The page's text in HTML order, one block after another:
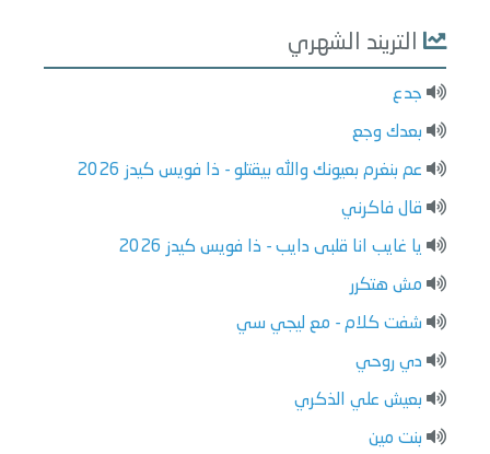
التريند الشهري
جدع
بعدك وجع
عم بنغرم بعيونك والله بيقتلو - ذا فويس كيدز 2026
قال فاكرني
يا غايب انا قلبى دايب - ذا فويس كيدز 2026
مش هتكرر
شفت كلام - مع ليجي سي
دي روحي
بعيش علي الذكري
بنت مين